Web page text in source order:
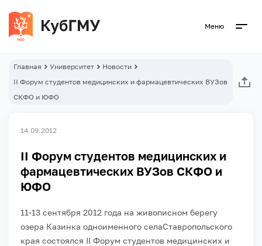
Меню
Главная Университет
Новости
II Форум студентов медицинских и фармацевтических ВУЗов
СКФО и ЮФО
14.09.2012
II Форум студентов медицинских и
фармацевтических ВУЗов СКФО и
ЮФО
11-13 сентября 2012 года на живописном берегу
озера Казинка одноименного селаСтавропольского
края состоялся II Форум студентов медицинских и